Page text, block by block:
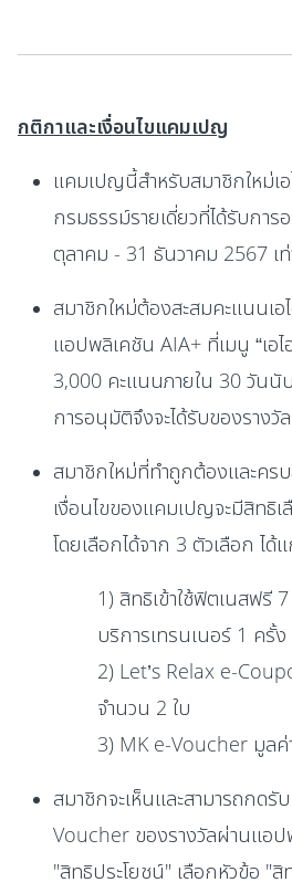
กติกาและเงื่อนไขแคมเปญ
แคมเปญนี้สำหรับสมาชิกใหม่เอ
กรมธรรม์รายเดี่ยวที่ได้รับการ
ตุลาคม - 31 ธันวาคม 2567 เ
สมาชิกใหม่ต้องสะสมคะแนนเอ
แอปพลิเคชัน AIA+ ที่เมนู “เอไ
3,000 คะแนนภายใน 30 วันนั
การอนุมัติจึงจะได้รับของรางวัล
สมาชิกใหม่ที่ทำถูกต้องและคร
เงื่อนไขของแคมเปญจะมีสิทธิ
โดยเลือกได้จาก 3 ตัวเลือก ได้
1) สิทธิเข้าใช้ฟิตเนสฟรี
บริการเทรนเนอร์ 1 ครั้
2) Let’s Relax e-
จำนวน 2 ใบ
3) MK e-Voucher มูลค่
สมาชิกจะเห็นและสามารถกด
Voucher ของรางวัลผ่านแอป
"สิทธิประโยชน์" เลือกหัวข้อ "